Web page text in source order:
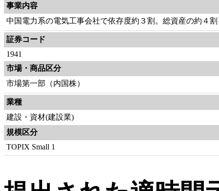
事業内容
中国電力系の電気工事会社で依存度約３割。総資産の約４
証券コード
1941
市場・商品区分
市場第一部（内国株）
業種
建設・資材(建設業)
規模区分
TOPIX Small 1